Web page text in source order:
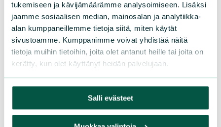
tukemiseen ja kävijämäärämme analysoimiseen. Lisäksi
jaamme sosiaalisen median, mainosalan ja analytiikka-
alan kumppaneillemme tietoja siitä, miten käytät
sivustoamme. Kumppanimme voivat yhdistää näitä
tietoja muihin tietoihin, joita olet antanut heille tai joita on
kerätty, kun olet käyttänyt heidän palvelujaan.
Salli evästeet
Paikallistoiminta
Tule vapaaehtoiseksi
Liity jäseneksi